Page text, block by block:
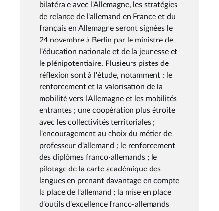
bilatérale avec l'Allemagne, les stratégies
de relance de l'allemand en France et du
français en Allemagne seront signées le
24 novembre à Berlin par le ministre de
l'éducation nationale et de la jeunesse et
le plénipotentiaire. Plusieurs pistes de
réflexion sont à l'étude, notamment : le
renforcement et la valorisation de la
mobilité vers l'Allemagne et les mobilités
entrantes ; une coopération plus étroite
avec les collectivités territoriales ;
l'encouragement au choix du métier de
professeur d'allemand ; le renforcement
des diplômes franco-allemands ; le
pilotage de la carte académique des
langues en prenant davantage en compte
la place de l'allemand ; la mise en place
d'outils d'excellence franco-allemands